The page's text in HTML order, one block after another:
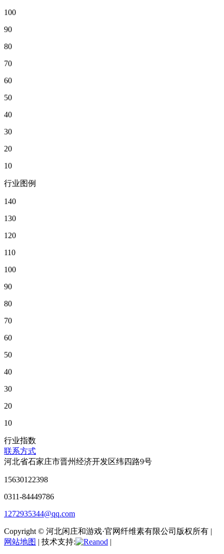
100
90
80
70
60
50
40
30
20
10
行业图例
140
130
120
110
100
90
80
70
60
50
40
30
20
10
行业指数
联系方式
河北省石家庄市晋州经济开发区纬四路9号
15630122398
0311-84449786
1272935344@qq.com
Copyright © 河北闲庄和游戏·官网纤维素有限公司版权所有 |
网站地图 | 技术支持: |